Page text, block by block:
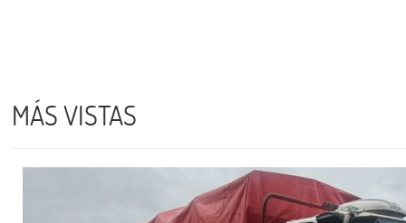
MÁS VISTAS